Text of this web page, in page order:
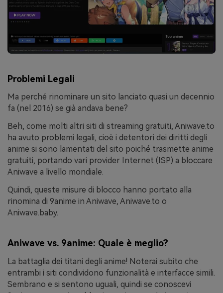
Problemi Legali
Ma perché rinominare un sito lanciato quasi un decennio
fa (nel 2016) se già andava bene?
Beh, come molti altri siti di streaming gratuiti, Aniwave.to
ha avuto problemi legali, cioè i detentori dei diritti degli
anime si sono lamentati del sito poiché trasmette anime
gratuiti, portando vari provider Internet (ISP) a bloccare
Aniwave a livello mondiale.
Quindi, queste misure di blocco hanno portato alla
rinomina di 9anime in Aniwave, Aniwave.to o
Aniwave.baby.
Aniwave vs. 9anime: Quale è meglio?
La battaglia dei titani degli anime! Noterai subito che
entrambi i siti condividono funzionalità e interfacce simili.
Sembrano e si sentono uguali, quindi se conoscevi